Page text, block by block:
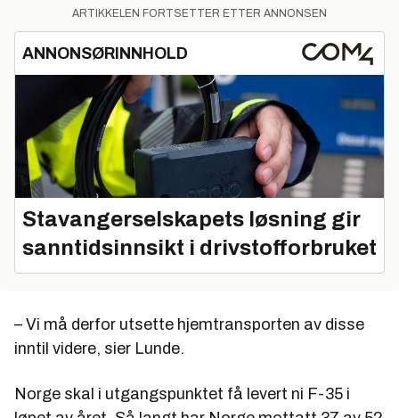
ARTIKKELEN FORTSETTER ETTER ANNONSEN
ANNONSØRINNHOLD
Stavangerselskapets løsning gir
sanntidsinnsikt i drivstofforbruket
– Vi må derfor utsette hjemtransporten av disse
inntil videre, sier Lunde.
Norge skal i utgangspunktet få levert ni F-35 i